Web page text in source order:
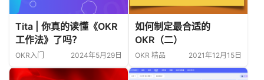
Tita | 你真的读懂《OKR
工作法》了吗？
OKR入门 2024年5月29日
如何制定最合适的
OKR（二）
OKR 精品 2021年12月15日